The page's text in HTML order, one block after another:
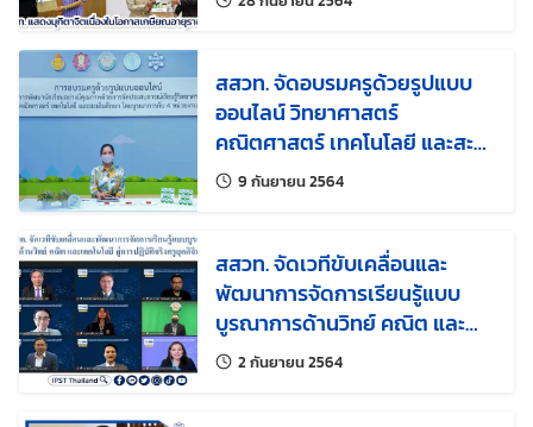
สสวท. จัดอบรมครูด้วยรูปแบบ
ออนไลน์ วิทยาศาสตร์
คณิตศาสตร์ เทคโนโลยี และสะ
เต็มศึกษา
9 กันยายน 2564แก้ไขล่าสุดเมื่อ:
สสวท. จัดเวทีขับเคลื่อนและ
พัฒนาการจัดการเรียนรู้แบบ
บูรณาการด้านวิทย์ คณิต และ
เทคโนโลยี สู่การปฏิบัติจริงครูยุค
2 กันยายน 2564แก้ไขล่าสุดเมื่อ: